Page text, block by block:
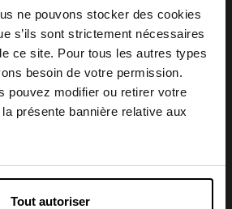
ne pouvons stocker des cookies
s’ils sont strictement nécessaires
ce site. Pour tous les autres types
besoin de votre permission.
pouvez modifier ou retirer votre
présente bannière relative aux
Tout autoriser
votre pays
April Belgique